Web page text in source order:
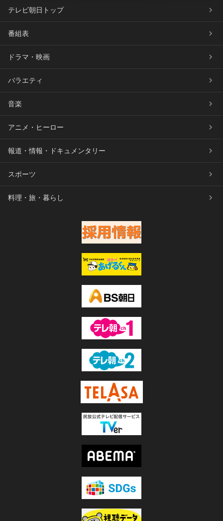
テレビ朝日トップ
番組表
ドラマ・映画
バラエティ
音楽
アニメ・ヒーロー
報道・情報・ドキュメンタリー
スポーツ
料理・旅・暮らし